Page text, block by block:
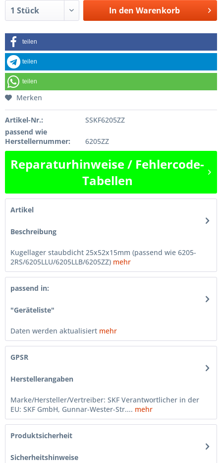
In den Warenkorb
teilen
teilen
teilen
Merken
Artikel-Nr.:
SSKF6205ZZ
passend wie
Herstellernummer:
6205ZZ
Reparaturhinweise / Fehlercode-
Tabellen
Artikel
Beschreibung
Kugellager staubdicht 25x52x15mm (passend wie 6205-
2RS/6205LLU/6205LLB/6205ZZ) mehr
passend in:
"Geräteliste"
Daten werden aktualisiert mehr
GPSR
Herstellerangaben
Marke/Hersteller/Vertreiber: SKF Verantwortlicher in der
EU: SKF GmbH, Gunnar-Wester-Str.... mehr
Produktsicherheit
Sicherheitshinweise